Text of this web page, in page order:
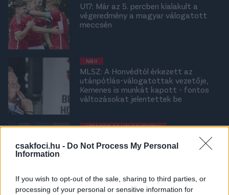
csakfoci.hu - Do Not Process My Personal
Information
If you wish to opt-out of the sale, sharing to third parties, or
processing of your personal or sensitive information for
U17: Már az 5. percben kialakult a
végeredmény a magyar válogatott
meccsén
NB II
MLSZ: A Honvédtól érkezett az
utánpótlás-válogatottak vezetője,
Kemenes is munkát kapott - fontos
változásokat jelentettek be
UTÁNPÓTLÁS-VÁLOGATOTTAK
A magyar foci nagy értékei lehetnek: 17
évesen a Frankfurt felnőtt
MAGYAR VÁLOGATOTT